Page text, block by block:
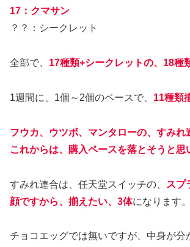
17：クマサン
？？：シークレット
全部で、 17種類+シークレットの、18種
1週間に、1個～2個のペースで、 11種類
フウカ、ウツボ、マンタローの、すみれ
これからは、購入ペースを落とそうと思
すみれ連合は、任天堂スイッチの、
スプ
顔ですから、揃えたい、3体になります。
チョコエッグでは無いですが、中身が分